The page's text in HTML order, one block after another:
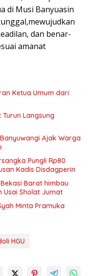
di Musi Banyuasin
dan benar-
amanat
Ketua Umum dari
Langsung
Ajak Warga
Pungli Rp80
Kadis Disdagperin
Barat himbau
Usai Sholat Jumat
Minta Pramuka
HGU